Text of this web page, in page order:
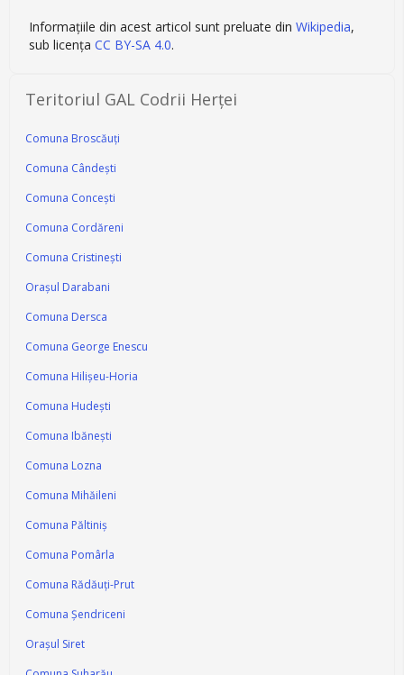
Informațiile din acest articol sunt preluate din Wikipedia,
sub licența CC BY-SA 4.0.
Teritoriul GAL Codrii Herței
Comuna Broscăuți
Comuna Cândeşti
Comuna Conceşti
Comuna Cordăreni
Comuna Cristineşti
Orașul Darabani
Comuna Dersca
Comuna George Enescu
Comuna Hilişeu-Horia
Comuna Hudeşti
Comuna Ibăneşti
Comuna Lozna
Comuna Mihăileni
Comuna Păltiniș
Comuna Pomârla
Comuna Rădăuți-Prut
Comuna Şendriceni
Oraşul Siret